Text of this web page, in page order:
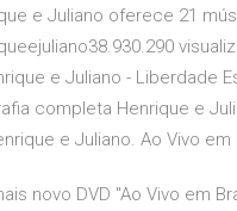
e Juliano oferece 21
e Juliano - Liberdade
completa Henrique e
e Juliano. Ao Vivo em
novo DVD "Ao Vivo em